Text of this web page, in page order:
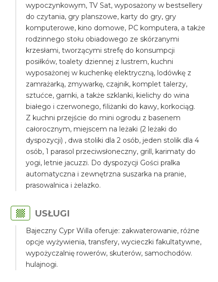
wypoczynkowym, TV Sat, wyposażony w bestsellery
do czytania, gry planszowe, karty do gry, gry
komputerowe, kino domowe, PC komputera, a także
rodzinnego stołu obiadowego ze skórzanymi
krzesłami, tworzącymi strefę do konsumpcji
posiłków, toalety dziennej z lustrem, kuchni
wyposażonej w kuchenkę elektryczną, lodówkę z
zamrażarką, zmywarkę, czajnik, komplet talerzy,
sztućce, garnki, a także szklanki, kielichy do wina
białego i czerwonego, filiżanki do kawy, korkociąg.
Z kuchni przejście do mini ogrodu z basenem
całorocznym, miejscem na leżaki (2 leżaki do
dyspozycji) , dwa stoliki dla 2 osób, jeden stolik dla 4
osób, 1 parasol przeciwsłoneczny, grill, karimaty do
yogi, letnie jacuzzi. Do dyspozycji Gości pralka
automatyczna i zewnętrzna suszarka na pranie,
prasowalnica i żelazko.
USŁUGI
Bajeczny Cypr Willa oferuje: zakwaterowanie, różne
opcje wyżywienia, transfery, wycieczki fakultatywne,
wypożyczalnię rowerów, skuterów, samochodów.
hulajnogi.